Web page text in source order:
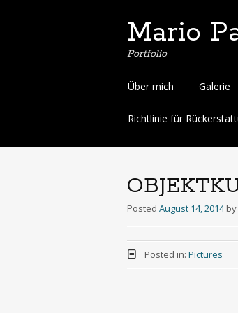
Mario
Portfolio
Skip
content
Über mich Galerie
Richtlinie für
Posted August 14, 2014 by
Posted in: Pictures